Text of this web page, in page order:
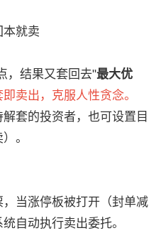
本就卖
，结果又套回去"最大优
卖出，克服人性贪念。
套的投资者，也可设置目
。
，当涨停板被打开（封单减
自动执行卖出委托。